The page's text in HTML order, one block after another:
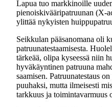
Lapua tuo markkinoille
pienoiskivääripatruunan (X-
ylittää nykyisten
Seikkulan pääsanomana oli
patruunatestaamisesta.
tärkeää, olipa kyseessä niin
hyväkäyntinen patruuna
saamisen. Patruunatestaus
puuhaksi, mutta ilmeisesti
tarkkuus ja toimintavarmuus